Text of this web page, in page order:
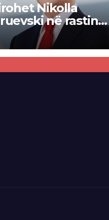
Nikolla
në rastin
2”, gjykata
akuzat për
e
të selisë